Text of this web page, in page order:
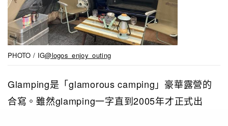
PHOTO / IG@logos_enjoy_outing
Glamping是「glamorous camping」豪華露營的
合寫。雖然glamping一字直到2005年才正式出